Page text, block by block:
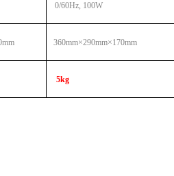
0/60Hz, 100W
360mm×290mm×170mm
5kg